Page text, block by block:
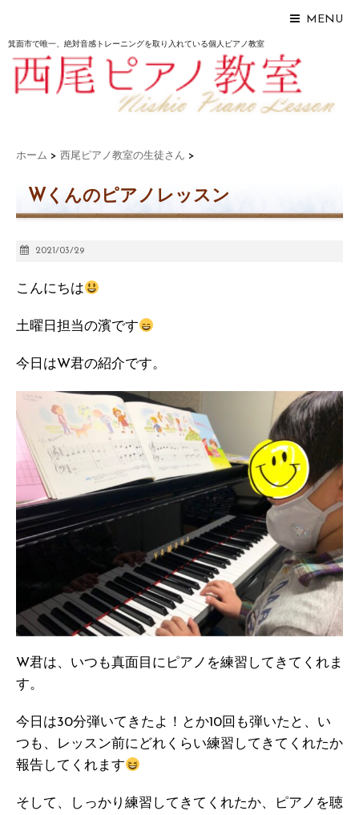
MENU
箕面市で唯一、絶対音感トレーニングを取り入れている個人ピアノ教室
ホーム > 西尾ピアノ教室の生徒さん >
Wくんのピアノレッスン
2021/03/29
こんにちは
土曜日担当の濱です
今日はW君の紹介です。
W君は、いつも真面目にピアノを練習してきてくれま
す。
今日は30分弾いてきたよ！とか10回も弾いたと、い
つも、レッスン前にどれくらい練習してきてくれたか
報告してくれます
そして、しっかり練習してきてくれたか、ピアノを聴